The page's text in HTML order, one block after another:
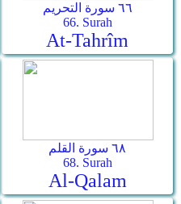
٦٦ سورة التحريم
66. Surah
At-Tahrîm
٦٨ سورة القلم
68. Surah
Al-Qalam